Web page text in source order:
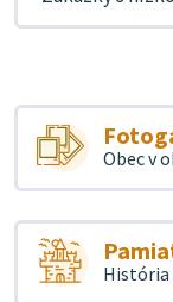
Obec v
História